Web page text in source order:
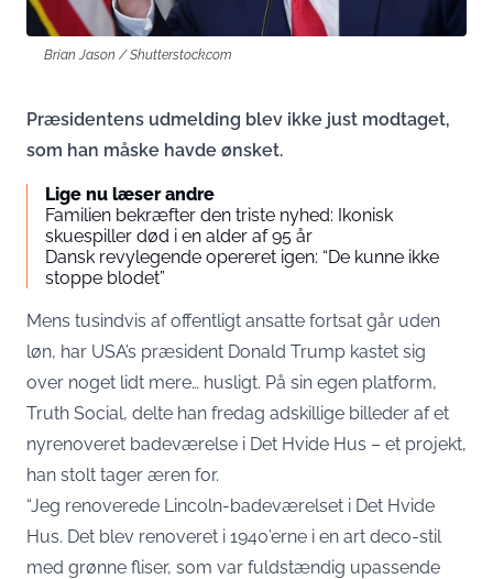
Brian Jason / Shutterstock.com
Præsidentens udmelding blev ikke just modtaget,
som han måske havde ønsket.
Lige nu læser andre
Familien bekræfter den triste nyhed: Ikonisk
skuespiller død i en alder af 95 år
Dansk revylegende opereret igen: “De kunne ikke
stoppe blodet”
Mens tusindvis af offentligt ansatte fortsat går uden
løn, har USA’s præsident Donald Trump kastet sig
over noget lidt mere… husligt. På sin egen platform,
Truth Social, delte han fredag adskillige billeder af et
nyrenoveret badeværelse i Det Hvide Hus – et projekt,
han stolt tager æren for.
“Jeg renoverede Lincoln-badeværelset i Det Hvide
Hus. Det blev renoveret i 1940’erne i en art deco-stil
med grønne fliser, som var fuldstændig upassende